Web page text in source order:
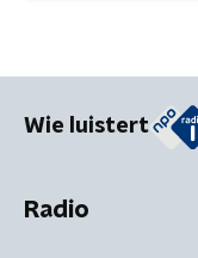
Wie luistert
Radio